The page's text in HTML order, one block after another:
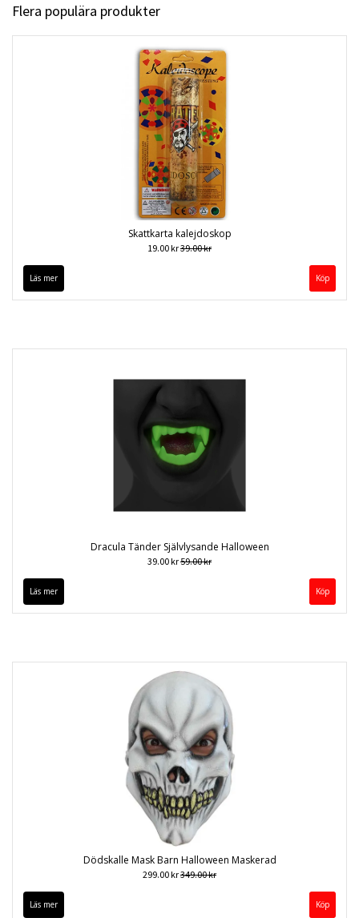
Flera populära produkter
Skattkarta kalejdoskop
19.00 kr39.00 kr
Läs mer
Dracula Tänder Självlysande Halloween
39.00 kr59.00 kr
Läs mer
Dödskalle Mask Barn Halloween Maskerad
299.00 kr349.00 kr
Läs mer